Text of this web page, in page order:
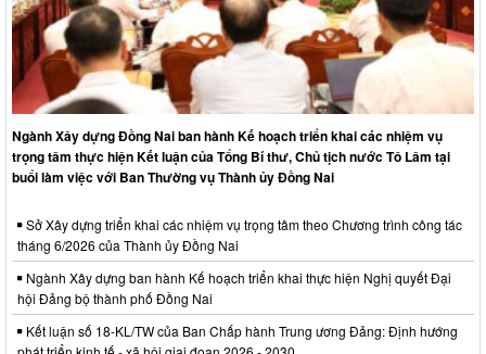
Ngành Xây dựng Đồng Nai ban hành Kế hoạch triển khai các nhiệm vụ
trọng tâm thực hiện Kết luận của Tổng Bí thư, Chủ tịch nước Tô Lâm tại
buổi làm việc với Ban Thường vụ Thành ủy Đồng Nai
Sở Xây dựng triển khai các nhiệm vụ trọng tâm theo Chương trình công tác
tháng 6/2026 của Thành ủy Đồng Nai
Ngành Xây dựng ban hành Kế hoạch triển khai thực hiện Nghị quyết Đại
hội Đảng bộ thành phố Đồng Nai
Kết luận số 18-KL/TW của Ban Chấp hành Trung ương Đảng: Định hướng